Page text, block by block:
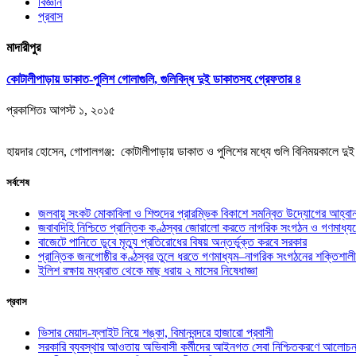
প্রবাস
মাদারীপুর
কোটালীপাড়ায় ডাকাত-পুলিশ গোলাগুলি, গুলিবিদ্ধ দুই ডাকাতসহ গ্রেফতার ৪
প্রকাশিতঃ আগস্ট ১, ২০১৫
হায়দার হোসেন, গোপালগঞ্জ: কোটালীপাড়ায় ডাকাত ও পুলিশের মধ্যে গুলি বিনিময়কালে
সর্বশেষ
জলবায়ু সংকট মোকাবিলা ও শিশুদের প্রারম্ভিক বিকাশে সমন্বিত উদ্যোগের
জবাবদিহি নিশ্চিতে প্রান্তিক কণ্ঠস্বর জোরালো করতে নাগরিক সংগঠন ও
বাজেটে পানিতে ডুবে মৃত্যু প্রতিরোধের বিষয় অন্তর্ভুক্ত করবে সরকার
প্রান্তিক জনগোষ্ঠীর কণ্ঠস্বর তুলে ধরতে গণমাধ্যম–নাগরিক সংগঠনের
ইলিশ রক্ষায় মধ্যরাত থেকে মাছ ধরায় ২ মাসের নিষেধাজ্ঞা
প্রবাস
ভিসার মেয়াদ-ফ্লাইট নিয়ে শঙ্কা, বিমানবন্দরে হাজারো প্রবাসী
সরকারি ব্যবস্থার আওতায় অভিবাসী কর্মীদের আইনগত সেবা নিশ্চিতকরণে